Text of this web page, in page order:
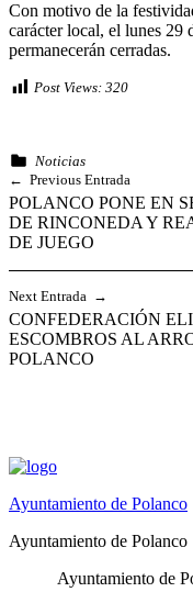
Con motivo de la
carácter local, el lunes 29
permanecerán cerradas.
Post Views: 320
Categorized in:
Noticias
Skip
back
to
main
Navegación
de
entradas
Previous Entrada
POLANCO PONE EN
DE RINCONEDA Y
DE JUEGO
Next Entrada
CONFEDERACIÓN
ESCOMBROS AL
POLANCO
Ayuntamiento de Polanco
Ayuntamiento de Polanco
Ayuntamiento de